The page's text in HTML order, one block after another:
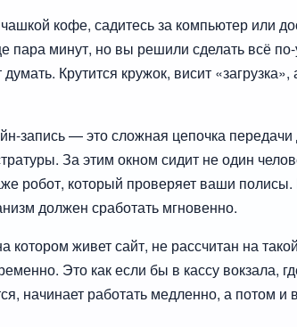
кофе, садитесь за компьютер или
минут, но вы решили сделать всё
Крутится кружок, висит
запись — это сложная цепочка
За этим окном сидит не один
робот, который проверяет ваши
должен сработать мгновенно.
котором живет сайт, не рассчитан на
Это как если бы в кассу вокзала,
начинает работать медленно, а потом